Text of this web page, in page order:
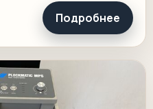
Подробнее